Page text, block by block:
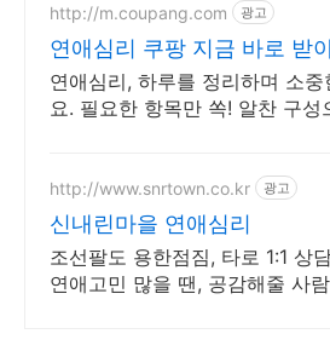
http://m.coupang.com 광고
연애심리 쿠팡 지금 바로 받
연애심리, 하루를 정리하며 소
요. 필요한 항목만 쏙! 알찬 구성
http://www.snrtown.co.kr 광고
신내린마을 연애심리
조선팔도 용한점짐, 타로 1:1 상
연애고민 많을 땐, 공감해줄 사람